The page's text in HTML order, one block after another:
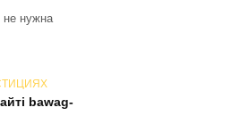
не нужна
bawag-